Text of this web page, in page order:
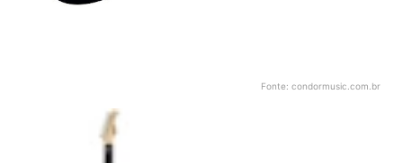
Fonte: condormusic.com.br